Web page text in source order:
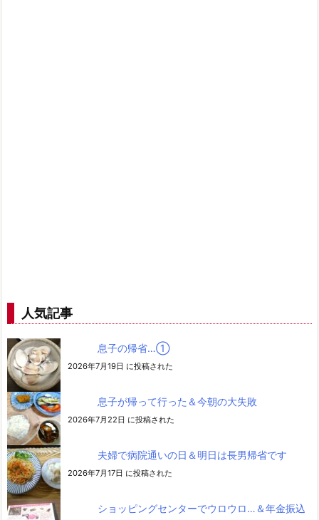
人気記事
息子の帰省…➀
2026年7月19日 に投稿された
息子が帰って行った＆今朝の大失敗
2026年7月22日 に投稿された
夫婦で病院通いの日＆明日は長男帰省です
2026年7月17日 に投稿された
ショッピングセンターでウロウロ…＆年金振込